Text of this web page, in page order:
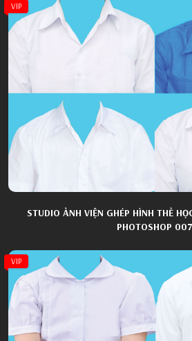
VIP
STUDIO ẢNH VIỆN GHÉP HÌNH THẺ
PHOTOSHOP 007
VIP